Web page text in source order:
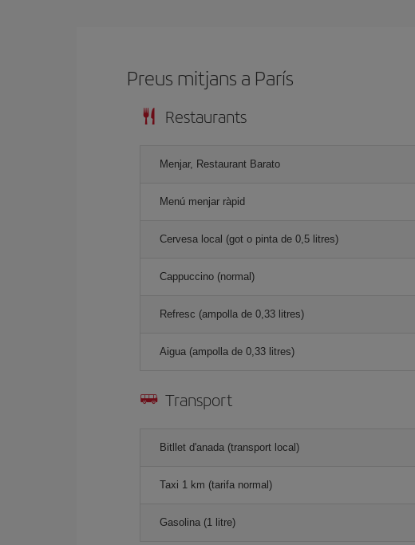
Preus mitjans a París
Restaurants
Menjar, Restaurant Barato
Menú menjar ràpid
Cervesa local (got o pinta de 0,5 litres)
Cappuccino (normal)
Refresc (ampolla de 0,33 litres)
Aigua (ampolla de 0,33 litres)
Transport
Bitllet d'anada (transport local)
Taxi 1 km (tarifa normal)
Gasolina (1 litre)